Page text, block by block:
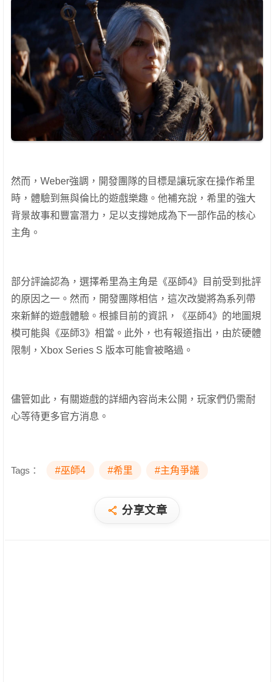
然而，Weber強調，開發團隊的目標是讓玩家在操作希里
時，體驗到無與倫比的遊戲樂趣。他補充說，希里的強大
背景故事和豐富潛力，足以支撐她成為下一部作品的核心
主角。
部分評論認為，選擇希里為主角是《巫師4》目前受到批評
的原因之一。然而，開發團隊相信，這次改變將為系列帶
來新鮮的遊戲體驗。根據目前的資訊，《巫師4》的地圖規
模可能與《巫師3》相當。此外，也有報道指出，由於硬體
限制，Xbox Series S 版本可能會被略過。
儘管如此，有關遊戲的詳細內容尚未公開，玩家們仍需耐
心等待更多官方消息。
Tags： #巫師4 #希里 #主角爭議
分享文章